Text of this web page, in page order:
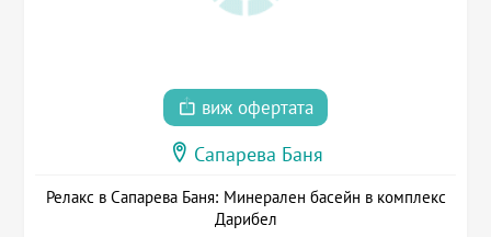
виж офертата
Сапарева Баня
Релакс в Сапарева Баня: Минерален басейн в комплекс
Дарибел